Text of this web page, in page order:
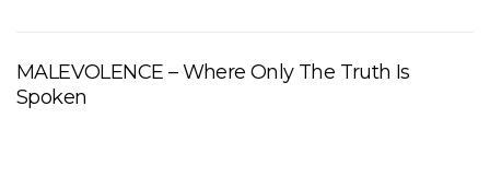
MALEVOLENCE – Where Only The Truth Is
Spoken